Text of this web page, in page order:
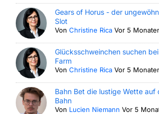
Gears of Horus - der
Slot
VonChristine Rica Vor 5
Glücksschweinchen suchen
Farm
VonChristine Rica Vor 5
Bahn Bet die lustige Wette auf
Bahn
Von Lucien Niemann Vor 5